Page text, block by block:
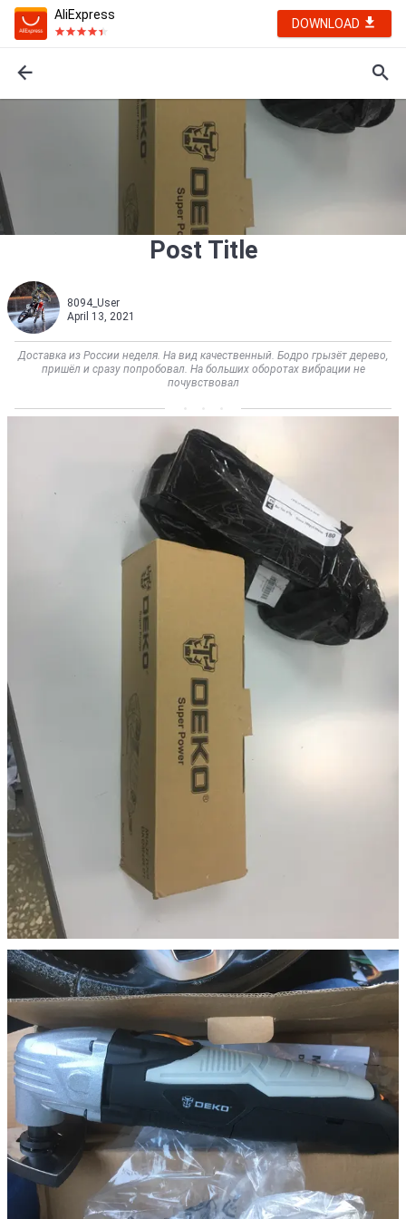
AliExpress
DOWNLOAD
Post Title
8094_User
April 13, 2021
Доставка из России неделя. На вид качественный. Бодро грызёт дерево,
пришёл и сразу попробовал. На больших оборотах вибрации не
почувствовал